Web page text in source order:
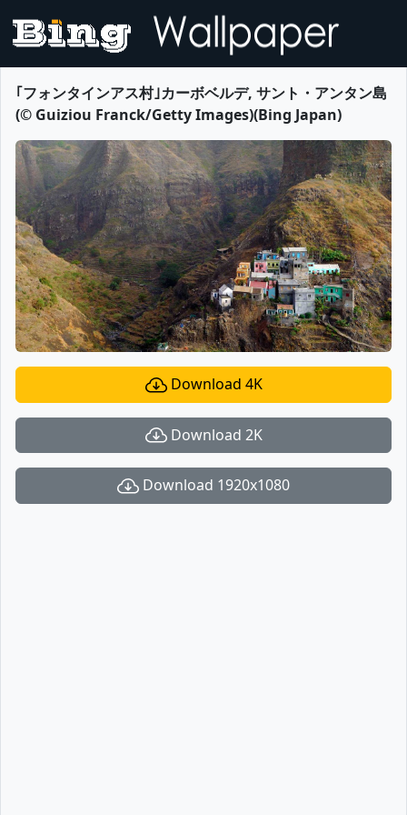
｢フォンタインアス村｣カーボベルデ, サント・アンタン島
(© Guiziou Franck/Getty Images)(Bing Japan)
Download 4K
Download 2K
Download 1920x1080